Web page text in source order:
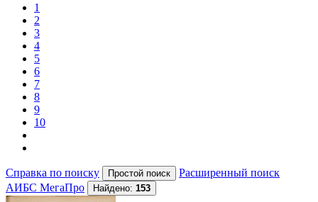
1
2
3
4
5
6
7
8
9
10
Справка по поиску
Расширенный поиск
АИБС МегаПро
Найдено: 153